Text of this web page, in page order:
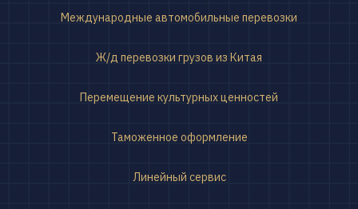
Международные автомобильные перевозки
Ж/д перевозки грузов из Китая
Перемещение культурных ценностей
Таможенное оформление
Линейный сервис